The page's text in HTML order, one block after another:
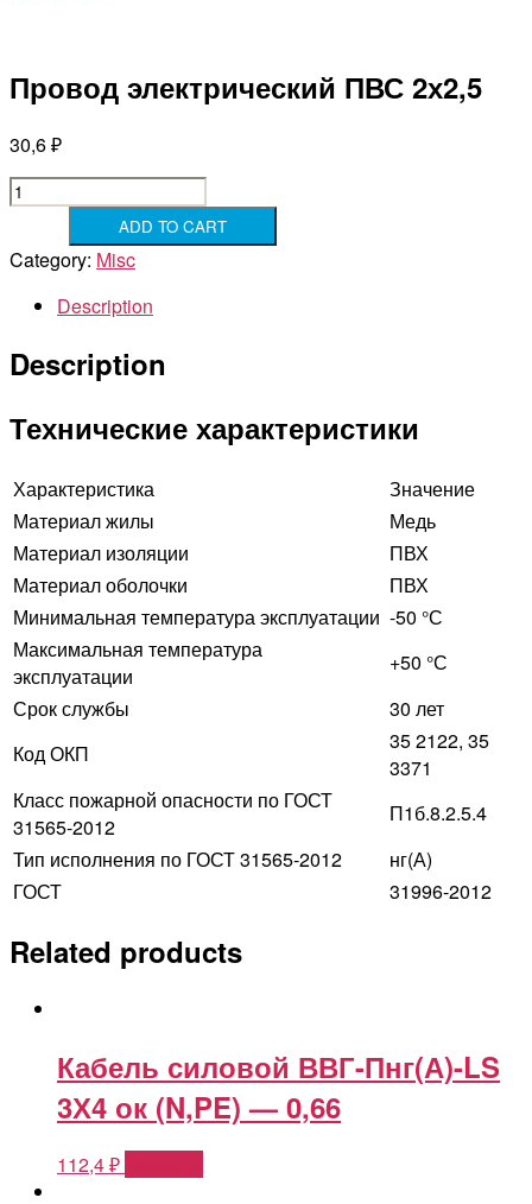
Провод электрический ПВС 2х2,5
30,6₽
Провод
электрический
2х2,5
quantity
ADD TO CART
Category: Misc
Description
Description
Технические характеристики
Характеристика
Значение
Материал жилы
Медь
Материал изоляции
ПВХ
Материал оболочки
ПВХ
Минимальная температура эксплуатации -50 °С
Максимальная температура
эксплуатации
+50 °С
Срок службы
30 лет
Код ОКП
35 2122, 35
3371
Класс пожарной опасности по ГОСТ
31565-2012
П1б.8.2.5.4
Тип исполнения по ГОСТ 31565-2012
нг(А)
ГОСТ
31996-2012
Related products
Кабель силовой ВВГ-Пнг(А)-LS
3Х4 ок (N,PE) — 0,66
112,4₽